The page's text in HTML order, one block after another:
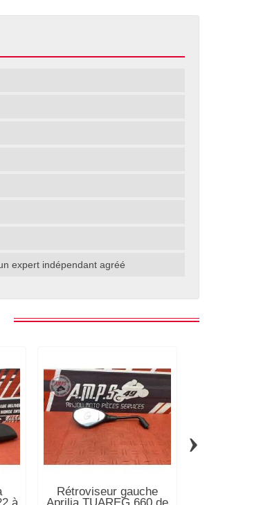
expert indépendant agréé
à
Rétroviseur gauche
Aprilia TUAREG 660 de
›